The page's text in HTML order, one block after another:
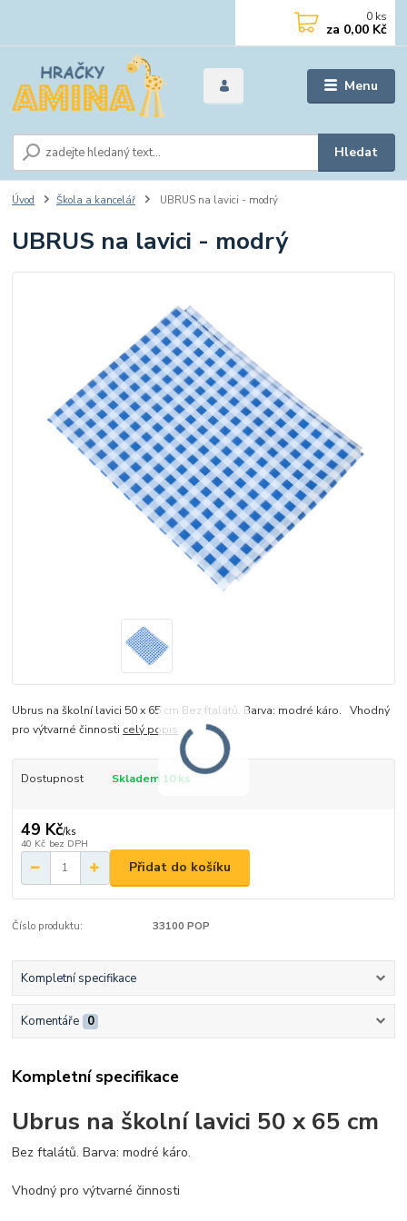
Menu
Hledat
0 ks
za 0,00 Kč
Úvod Škola a kancelář UBRUS na lavici - modrý
UBRUS na lavici - modrý
Ubrus na školní lavici 50 x 65 cm Bez ftalátů. Barva: modré káro. Vhodný
pro výtvarné činnosti celý popis
Dostupnost Skladem 10 ks
49 Kč/ks
40 Kč bez DPH
Přidat do košíku
Číslo produktu: 33100 POP
Kompletní specifikace
Komentáře 0
Kompletní specifikace
Ubrus na školní lavici 50 x 65 cm
Bez ftalátů. Barva: modré káro.
Vhodný pro výtvarné činnosti